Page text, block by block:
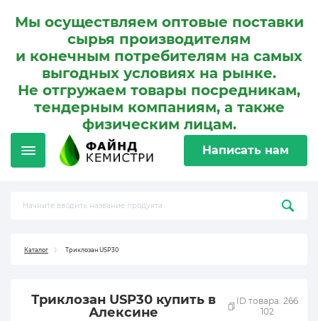
Мы осуществляем оптовые поставки
сырья производителям
и конечным потребителям на самых
выгодных условиях на рынке.
Не отгружаем товары посредникам,
тендерным компаниям, а также
физическим лицам.
Написать нам
Каталог Триклозан USP30
Триклозан USP30 купить в
Алексине
ID товара: 266
102